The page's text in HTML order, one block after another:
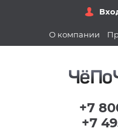
О компании
+7
+7